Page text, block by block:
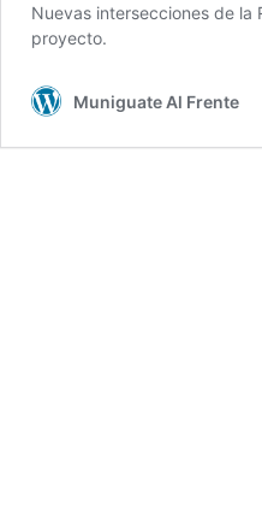
Nuevas intersecciones de la
proyecto.
Muniguate Al Frente